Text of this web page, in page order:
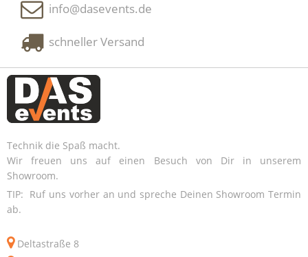
info@dasevents.de
schneller Versand
Technik die Spaß macht.
Wir freuen uns auf einen Besuch von Dir in unserem
Showroom.
TIP: Ruf uns vorher an und spreche Deinen Showroom Termin
ab.
Deltastraße 8